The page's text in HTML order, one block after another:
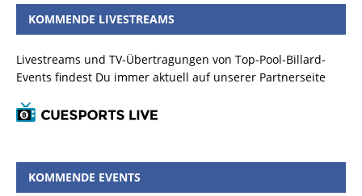
KOMMENDE LIVESTREAMS
Livestreams und TV-Übertragungen von Top-Pool-Billard-
Events findest Du immer aktuell auf unserer Partnerseite
KOMMENDE EVENTS